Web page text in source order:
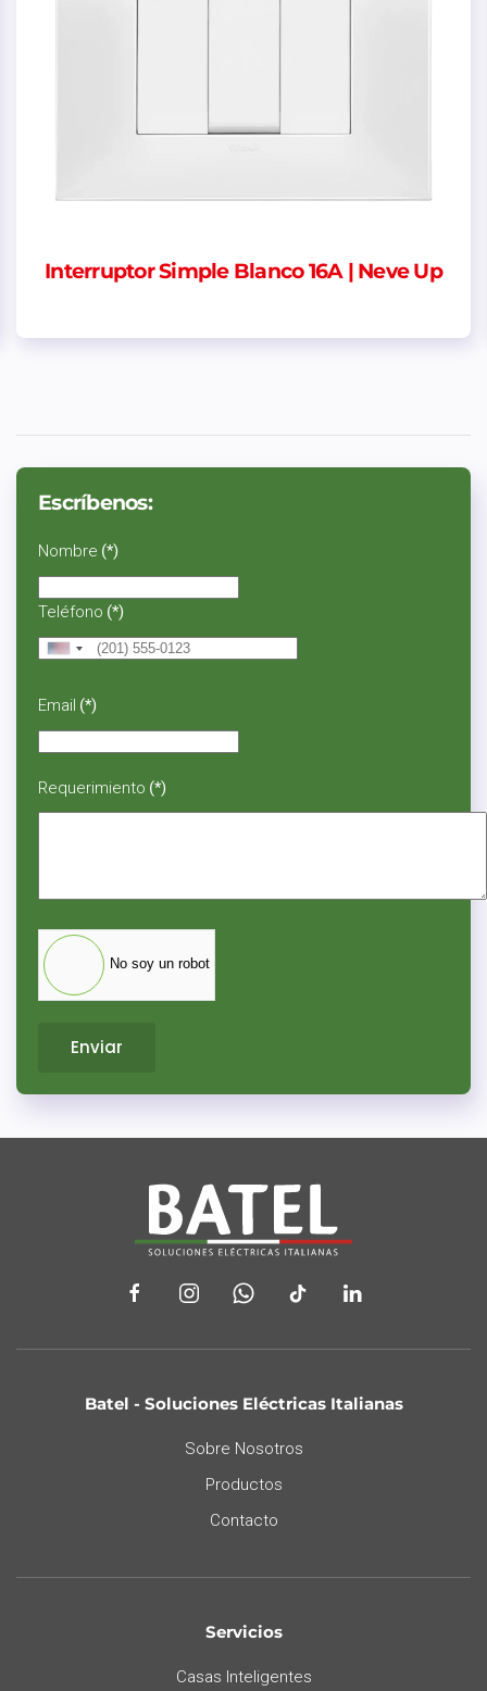
Interruptor Simple Blanco 16A | Neve Up
Escríbenos:
Nombre (*)
Teléfono (*)
United
+1
Email (*)
Requerimiento (*)
No soy un robot
Enviar
Batel - Soluciones Eléctricas Italianas
Sobre Nosotros
Productos
Contacto
Servicios
Casas Inteligentes